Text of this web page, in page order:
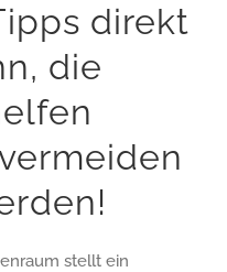
direkt
die
stellt ein